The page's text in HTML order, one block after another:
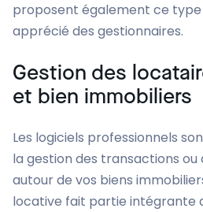
proposent également ce
apprécié des gestionnaires.
Gestion des
et bien immobiliers
Les logiciels professionnels
la gestion des transactions
autour de vos biens
locative fait partie intégrante